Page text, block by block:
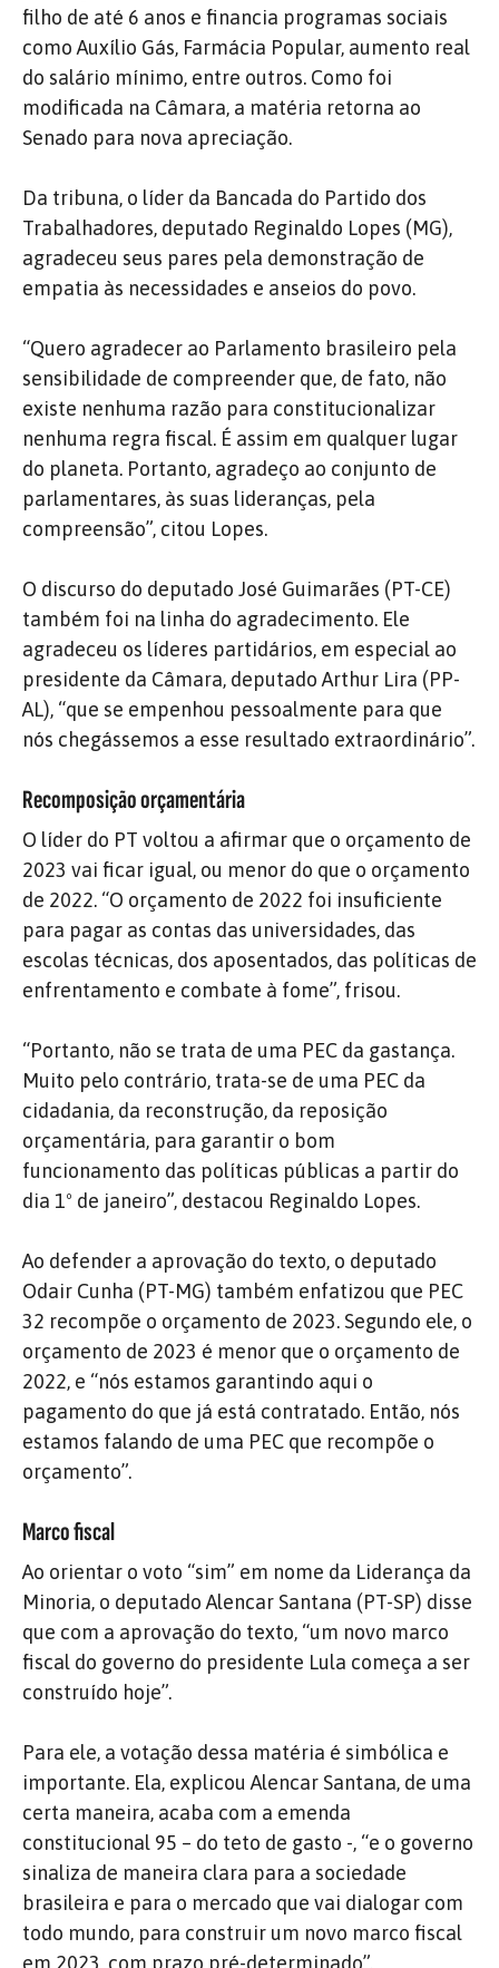
filho de até 6 anos e financia programas sociais
como Auxílio Gás, Farmácia Popular, aumento real
do salário mínimo, entre outros. Como foi
modificada na Câmara, a matéria retorna ao
Senado para nova apreciação.
Da tribuna, o líder da Bancada do Partido dos
Trabalhadores, deputado Reginaldo Lopes (MG),
agradeceu seus pares pela demonstração de
empatia às necessidades e anseios do povo.
“Quero agradecer ao Parlamento brasileiro pela
sensibilidade de compreender que, de fato, não
existe nenhuma razão para constitucionalizar
nenhuma regra fiscal. É assim em qualquer lugar
do planeta. Portanto, agradeço ao conjunto de
parlamentares, às suas lideranças, pela
compreensão”, citou Lopes.
O discurso do deputado José Guimarães (PT-CE)
também foi na linha do agradecimento. Ele
agradeceu os líderes partidários, em especial ao
presidente da Câmara, deputado Arthur Lira (PP-
AL), “que se empenhou pessoalmente para que
nós chegássemos a esse resultado extraordinário”.
Recomposição orçamentária
O líder do PT voltou a afirmar que o orçamento de
2023 vai ficar igual, ou menor do que o orçamento
de 2022. “O orçamento de 2022 foi insuficiente
para pagar as contas das universidades, das
escolas técnicas, dos aposentados, das políticas de
enfrentamento e combate à fome”, frisou.
“Portanto, não se trata de uma PEC da gastança.
Muito pelo contrário, trata-se de uma PEC da
cidadania, da reconstrução, da reposição
orçamentária, para garantir o bom
funcionamento das políticas públicas a partir do
dia 1º de janeiro”, destacou Reginaldo Lopes.
Ao defender a aprovação do texto, o deputado
Odair Cunha (PT-MG) também enfatizou que PEC
32 recompõe o orçamento de 2023. Segundo ele, o
orçamento de 2023 é menor que o orçamento de
2022, e “nós estamos garantindo aqui o
pagamento do que já está contratado. Então, nós
estamos falando de uma PEC que recompõe o
orçamento”.
Marco fiscal
Ao orientar o voto “sim” em nome da Liderança da
Minoria, o deputado Alencar Santana (PT-SP) disse
que com a aprovação do texto, “um novo marco
fiscal do governo do presidente Lula começa a ser
construído hoje”.
Para ele, a votação dessa matéria é simbólica e
importante. Ela, explicou Alencar Santana, de uma
certa maneira, acaba com a emenda
constitucional 95 – do teto de gasto -, “e o governo
sinaliza de maneira clara para a sociedade
brasileira e para o mercado que vai dialogar com
todo mundo, para construir um novo marco fiscal
em 2023, com prazo pré-determinado”.